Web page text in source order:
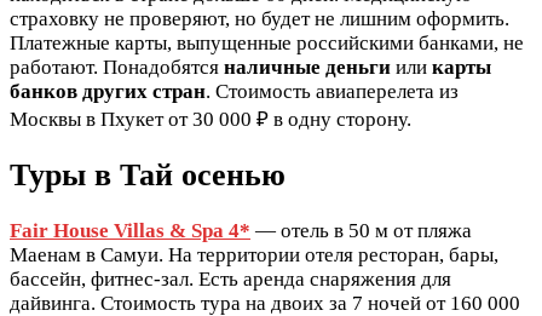
страховку не проверяют, но будет не лишним оформить.
Платежные карты, выпущенные российскими банками, не
работают. Понадобятся наличные деньги или карты
банков других стран. Стоимость авиаперелета из
Москвы в Пхукет от 30 000 ₽ в одну сторону.
Туры в Тай осенью
Fair House Villas & Spa 4* — отель в 50 м от пляжа
Маенам в Самуи. На территории отеля ресторан, бары,
бассейн, фитнес-зал. Есть аренда снаряжения для
дайвинга. Стоимость тура на двоих за 7 ночей от 160 000